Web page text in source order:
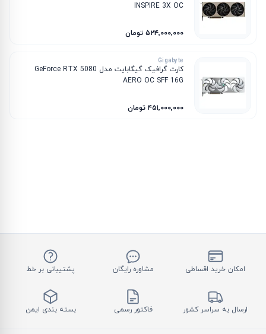
INSPIRE 3X OC
۵۲۴٬۰۰۰٬۰۰۰ تومان
Gigabyte
کارت گرافیک گیگابایت مدل GeForce RTX 5080
AERO OC SFF 16G
۴۵۱٬۰۰۰٬۰۰۰ تومان
امکان خرید اقساطی مشاوره رایگان پشتیبانی بر خط
ارسال به سراسر کشور فاکتور رسمی بسته بندی ایمن